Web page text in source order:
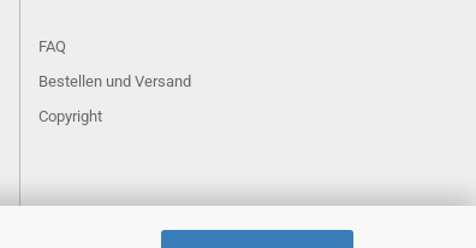
FAQ
Bestellen und Versand
Copyright